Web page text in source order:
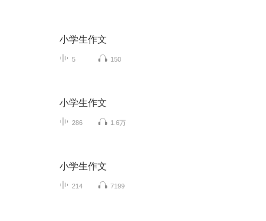
小学生作文
5 150
小学生作文
286 1.6万
小学生作文
214 7199